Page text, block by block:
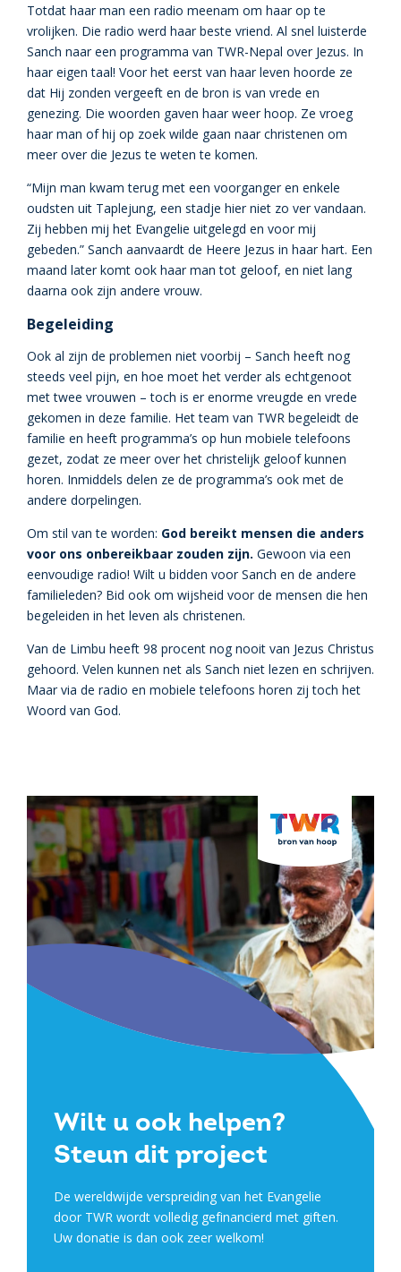
Totdat haar man een radio meenam om haar op te
vrolijken. Die radio werd haar beste vriend. Al snel luisterde
Sanch naar een programma van TWR-Nepal over Jezus. In
haar eigen taal! Voor het eerst van haar leven hoorde ze
dat Hij zonden vergeeft en de bron is van vrede en
genezing. Die woorden gaven haar weer hoop. Ze vroeg
haar man of hij op zoek wilde gaan naar christenen om
meer over die Jezus te weten te komen.
“Mijn man kwam terug met een voorganger en enkele
oudsten uit Taplejung, een stadje hier niet zo ver vandaan.
Zij hebben mij het Evangelie uitgelegd en voor mij
gebeden.” Sanch aanvaardt de Heere Jezus in haar hart. Een
maand later komt ook haar man tot geloof, en niet lang
daarna ook zijn andere vrouw.
Begeleiding
Ook al zijn de problemen niet voorbij – Sanch heeft nog
steeds veel pijn, en hoe moet het verder als echtgenoot
met twee vrouwen – toch is er enorme vreugde en vrede
gekomen in deze familie. Het team van TWR begeleidt de
familie en heeft programma’s op hun mobiele telefoons
gezet, zodat ze meer over het christelijk geloof kunnen
horen. Inmiddels delen ze de programma’s ook met de
andere dorpelingen.
Om stil van te worden: God bereikt mensen die anders
voor ons onbereikbaar zouden zijn. Gewoon via een
eenvoudige radio! Wilt u bidden voor Sanch en de andere
familieleden? Bid ook om wijsheid voor de mensen die hen
begeleiden in het leven als christenen.
Van de Limbu heeft 98 procent nog nooit van Jezus Christus
gehoord. Velen kunnen net als Sanch niet lezen en schrijven.
Maar via de radio en mobiele telefoons horen zij toch het
Woord van God.
Wilt u ook helpen?
Steun dit project
De wereldwijde verspreiding van het Evangelie
door TWR wordt volledig gefinancierd met giften.
Uw donatie is dan ook zeer welkom!